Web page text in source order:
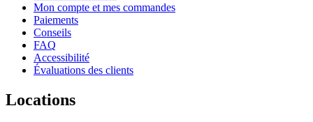
Mon compte et mes commandes
Paiements
Conseils
FAQ
Accessibilité
Évaluations des clients
Locations